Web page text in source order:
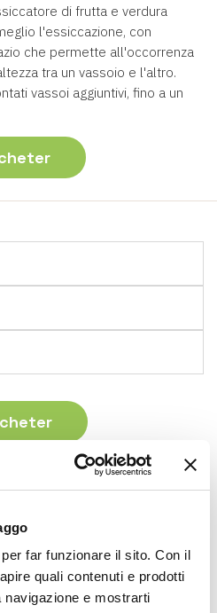
far funzionare il sito. Con il
quali contenuti e prodotti
e mostrarti
di frutta e verdura
l'essiccazione, con
che permette all'occorrenza
tra un vassoio e l'altro.
vassoi aggiuntivi, fino a un